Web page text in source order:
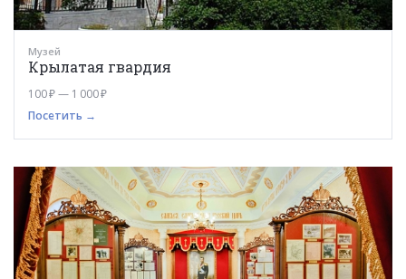
Музей
Крылатая гвардия
100 ₽ — 1 000 ₽
Посетить →